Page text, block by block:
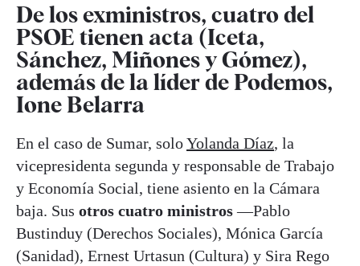
De los exministros, cuatro del
PSOE tienen acta (Iceta,
Sánchez, Miñones y Gómez),
además de la líder de Podemos,
Ione Belarra
En el caso de Sumar, soloYolanda Díaz, la
vicepresidenta segunda y responsable de Trabajo
y Economía Social, tiene asiento en la Cámara
baja. Sus otros cuatro ministros—Pablo
Bustinduy (Derechos Sociales), Mónica García
(Sanidad), Ernest Urtasun (Cultura) y Sira Rego